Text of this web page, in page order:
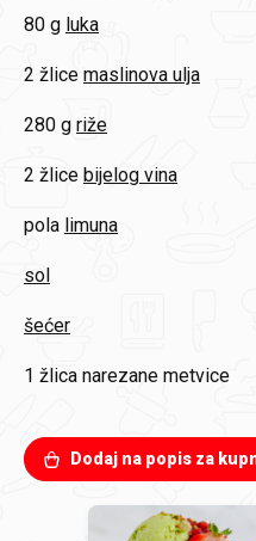
80 g luka
2 žlice maslinova ulja
280 g riže
2 žlice bijelog vina
pola limuna
sol
šećer
1 žlica narezane metvice
Dodaj na popis za